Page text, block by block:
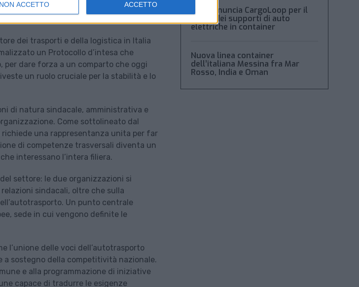
NON ACCETTO ACCETTO
dei trasporti e della logistica in Italia
un Protocollo d’intesa che
per dare forza a un comparto che oggi
un ruolo cruciale per la stabilità e lo
di natura sindacale, amministrativa e
Come sottolineato dal
una rappresentanza unita per far
di competenze trasversali diventa un
interessano l’intera filiera.
settore: le due organizzazioni si
sindacali, oltre che sulla
Un punto centrale
sede in cui vengono definite le
l’unione delle voci dell’autotrasporto
a sostegno della competitività nazionale.
e alla programmazione di iniziative
capace di tradurre le esigenze
Msc denuncia CargoLoop per il
crollo dei supporti di auto
elettriche in container
Nuova linea container
dell’italiana Messina fra Mar
Rosso, India e Oman